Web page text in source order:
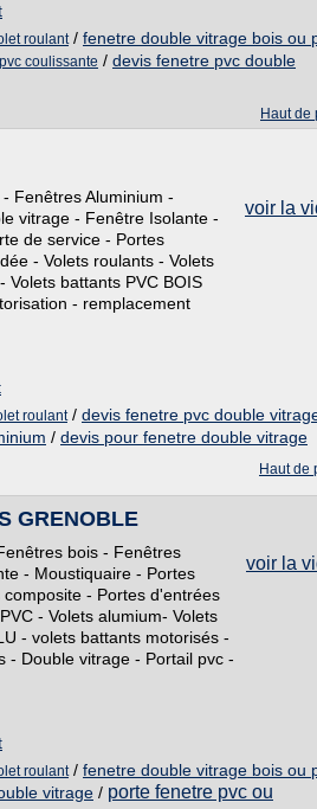
roulant/ fenetre double vitrage bois ou
coulissante / devis fenetre pvc double
Haut de
voir la
Fenêtres Aluminium -
vitrage - Fenêtre Isolante -
de service - Portes
- Volets roulants - Volets
Volets battants PVC BOIS
- remplacement
roulant/ devis fenetre pvc double
/ devis pour fenetre double vitrage
Haut de
GRENOBLE
voir la
bois - Fenêtres
- Moustiquaire - Portes
- Portes d'entrées
- Volets alumium- Volets
- volets battants motorisés -
- Double vitrage - Portail pvc -
roulant/ fenetre double vitrage bois ou
vitrage / porte fenetre pvc ou